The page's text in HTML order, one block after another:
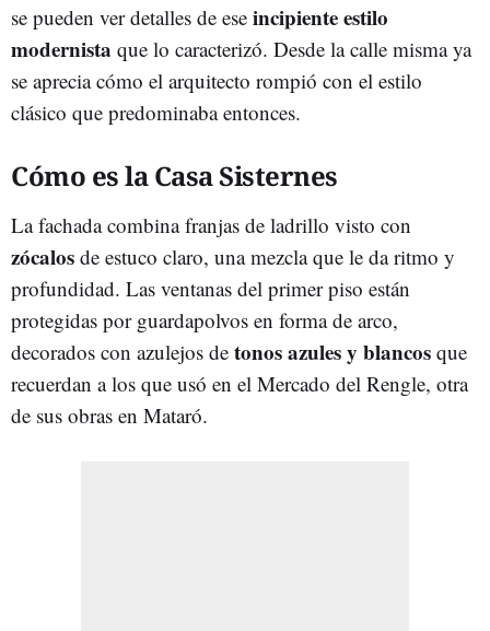
se pueden ver detalles de ese incipiente estilo
modernista que lo caracterizó. Desde la calle misma ya
se aprecia cómo el arquitecto rompió con el estilo
clásico que predominaba entonces.
Cómo es la Casa Sisternes
La fachada combina franjas de ladrillo visto con
zócalos de estuco claro, una mezcla que le da ritmo y
profundidad. Las ventanas del primer piso están
protegidas por guardapolvos en forma de arco,
decorados con azulejos de tonos azules y blancos que
recuerdan a los que usó en el Mercado del Rengle, otra
de sus obras en Mataró.